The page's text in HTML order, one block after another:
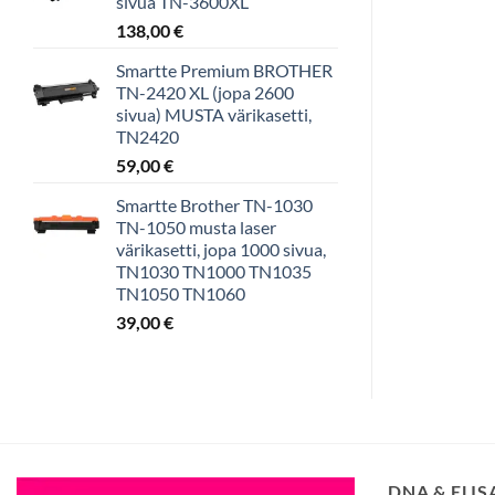
138,00€
Smartte Premium BROTHER
TN-2420 XL (jopa 2600
sivua) MUSTA värikasetti,
TN2420
59,00€
Smartte Brother TN-1030
TN-1050 musta laser
värikasetti, jopa 1000 sivua,
TN1030 TN1000 TN1035
TN1050 TN1060
39,00€
DNA &